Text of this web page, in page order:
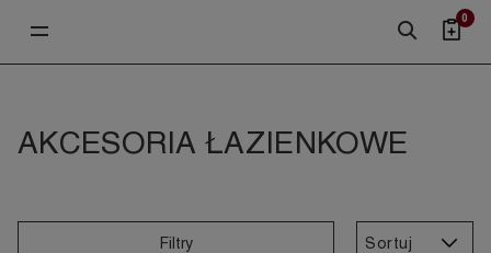
0
AKCESORIA ŁAZIENKOWE
Filtry Sortuj